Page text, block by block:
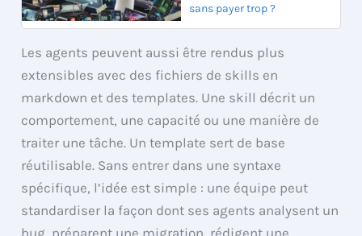
sans payer trop ?
Les agents peuvent aussi être rendus plus
extensibles avec des fichiers de skills en
markdown et des templates. Une skill décrit un
comportement, une capacité ou une manière de
traiter une tâche. Un template sert de base
réutilisable. Sans entrer dans une syntaxe
spécifique, l’idée est simple : une équipe peut
standardiser la façon dont ses agents analysent un